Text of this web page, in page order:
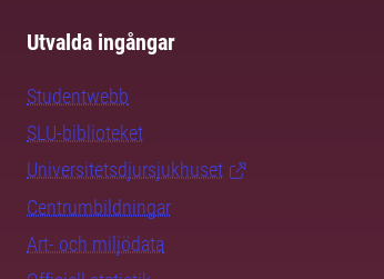
Utvalda ingångar
Studentwebb
SLU-biblioteket
Universitetsdjursjukhuset
Centrumbildningar
Art- och miljödata